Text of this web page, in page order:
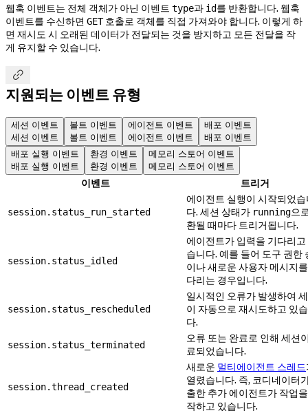
웹훅 이벤트는 전체 객체가 아닌 이벤트 type과 id를 반환합니다. 웹훅
이벤트를 수신하면 GET호출로 객체를 직접 가져와야 합니다. 이렇게 하
면 재시도 시 오래된 데이터가 전달되는 것을 방지하고 모든 전달을 작
게 유지할 수 있습니다.

지원되는 이벤트 유형
세션 이벤트
세션 이벤트
볼트 이벤트
볼트 이벤트
에이전트 이벤트
에이전트 이벤트
배포 이벤트
배포 이벤트
배포 실행 이벤트
배포 실행 이벤트
환경 이벤트
환경 이벤트
메모리 스토어 이벤트
메모리 스토어 이벤트
이벤트 트리거
session.status_run_started
에이전트 실행이 시작되었
다. 세션 상태가 running으
환될 때마다 트리거됩니다.
session.status_idled
에이전트가 입력을 기다리고
습니다. 예를 들어 도구 권한
이나 새로운 사용자 메시지
다리는 경우입니다.
session.status_rescheduled
일시적인 오류가 발생하여
이 자동으로 재시도하고 있
다.
session.status_terminated
오류 또는 완료로 인해 세션
료되었습니다.
session.thread_created
새로운 멀티에이전트 스레드
열렸습니다. 즉, 코디네이터
출한 추가 에이전트가 작업
작하고 있습니다.